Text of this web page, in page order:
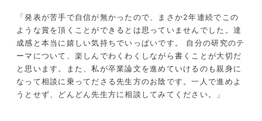
「発表が苦手で自信が無かったので、まさか2年連続でこの
ような賞を頂くことができるとは思っていませんでした。達
成感と本当に嬉しい気持ちでいっぱいです。 自分の研究のテ
ーマについて、楽しんでわくわくしながら書くことが大切だ
と思います。また、私が卒業論文を進めていけるのも親身に
なって相談に乗ってださる先生方のお陰です。一人で進めよ
うとせず、どんどん先生方に相談してみてください。」